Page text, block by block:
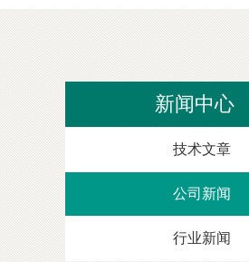
新闻中心
技术文章
公司新闻
行业新闻